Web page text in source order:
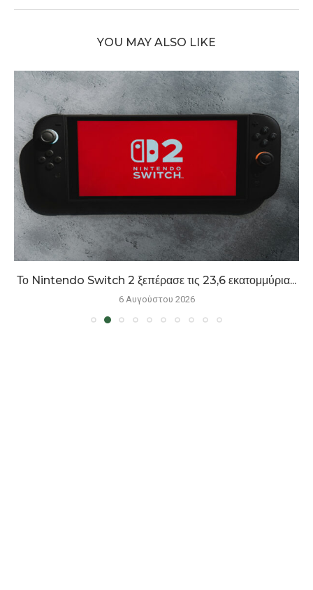
YOU MAY ALSO LIKE
Το Nintendo Switch 2 ξεπέρασε τις 23,6 εκατομμύρια...
6 Αυγούστου 2026